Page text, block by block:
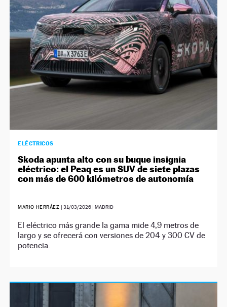
NEWSLETTER
ELÉCTRICOS
Skoda apunta alto con su buque insignia
eléctrico: el Peaq es un SUV de siete plazas
con más de 600 kilómetros de autonomía
MARIO HERRÁEZ | 31/03/2026| MADRID
El eléctrico más grande la gama mide 4,9 metros de
largo y se ofrecerá con versiones de 204 y 300 CV de
potencia.